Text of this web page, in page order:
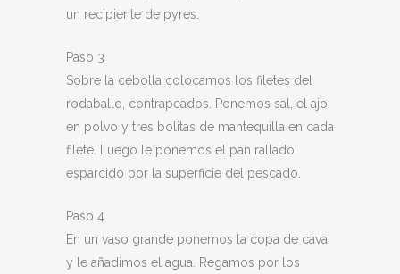
un recipiente de pyres.
Paso 3
Sobre la cebolla colocamos los filetes del
rodaballo, contrapeados. Ponemos sal, el ajo
en polvo y tres bolitas de mantequilla en cada
filete. Luego le ponemos el pan rallado
esparcido por la superficie del pescado.
Paso 4
En un vaso grande ponemos la copa de cava
y le añadimos el agua. Regamos por los